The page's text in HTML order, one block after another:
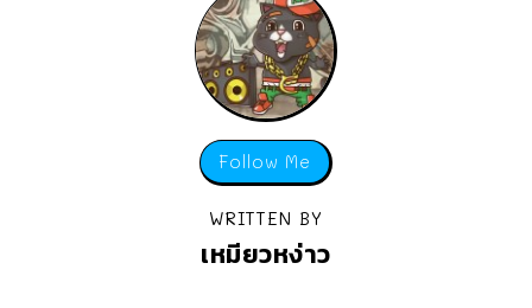
Follow Me
WRITTEN BY
เหมียวหง่าว